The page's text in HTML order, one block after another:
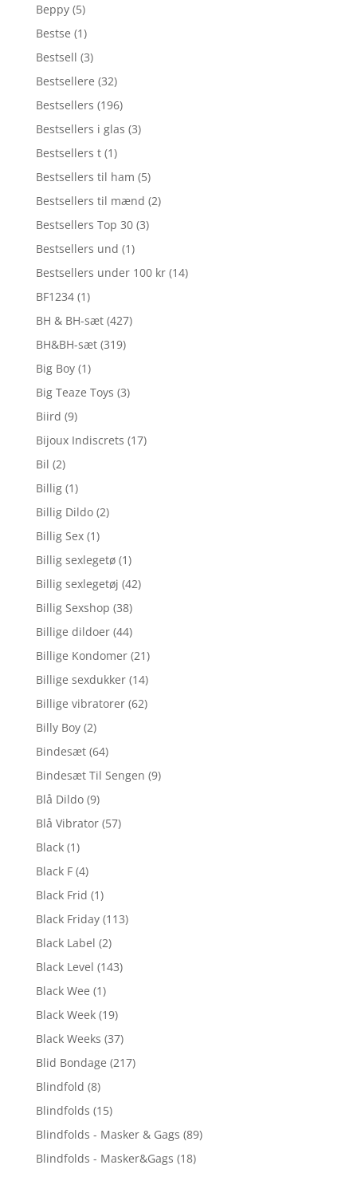
Beppy (5)
Bestse (1)
Bestsell (3)
Bestsellere (32)
Bestsellers (196)
Bestsellers i glas (3)
Bestsellers t (1)
Bestsellers til ham (5)
Bestsellers til mænd (2)
Bestsellers Top 30 (3)
Bestsellers und (1)
Bestsellers under 100 kr (14)
BF1234 (1)
BH & BH-sæt (427)
BH&BH-sæt (319)
Big Boy (1)
Big Teaze Toys (3)
Biird (9)
Bijoux Indiscrets (17)
Bil (2)
Billig (1)
Billig Dildo (2)
Billig Sex (1)
Billig sexlegetø (1)
Billig sexlegetøj (42)
Billig Sexshop (38)
Billige dildoer (44)
Billige Kondomer (21)
Billige sexdukker (14)
Billige vibratorer (62)
Billy Boy (2)
Bindesæt (64)
Bindesæt Til Sengen (9)
Blå Dildo (9)
Blå Vibrator (57)
Black (1)
Black F (4)
Black Frid (1)
Black Friday (113)
Black Label (2)
Black Level (143)
Black Wee (1)
Black Week (19)
Black Weeks (37)
Blid Bondage (217)
Blindfold (8)
Blindfolds (15)
Blindfolds - Masker & Gags (89)
Blindfolds - Masker&Gags (18)